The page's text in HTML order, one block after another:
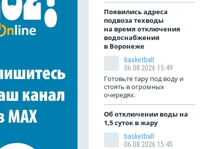
Появились адреса
подвоза техводы
на время отключения
водоснабжения
в Воронеже
basketball
06.08.2026 15:49
Готовьте тару под воду и
стоять в огромных
очередях.
Об отключении воды на
1,5 суток в жару
basketball
06.08.2026 15:45